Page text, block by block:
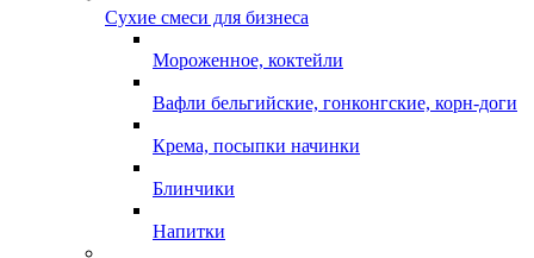
Сухие смеси для бизнеса
Мороженное, коктейли
Вафли бельгийские, гонконгские, корн-доги
Крема, посыпки начинки
Блинчики
Напитки